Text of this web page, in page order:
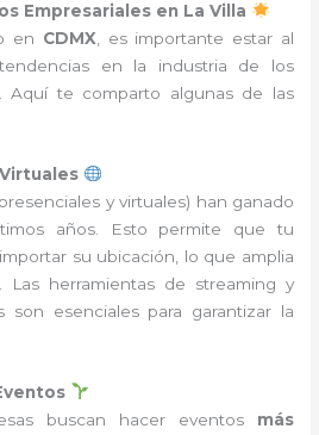
Empresariales en La Villa
en CDMX , es importante estar al
en la industria de los
Aquí te comparto algunas de las
y virtuales) han ganado
años. Esto permite que tu
su ubicación, lo que amplia
Las herramientas de streaming y
son esenciales para garantizar la
buscan hacer eventos más